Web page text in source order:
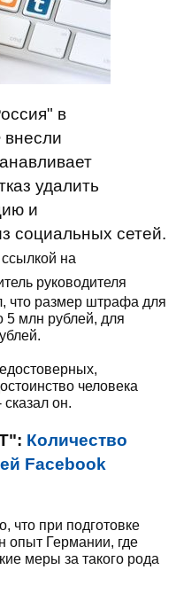
в
удалить
и
социальных сетей.
на
руководителя
что размер штрафа для
5 млн рублей, для
человека
он.
Количество
Facebook
что при подготовке
опыт Германии, где
меры за такого рода